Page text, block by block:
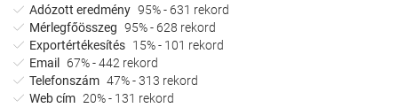
Adózott eredmény 95% - 631 rekord
Mérlegfőösszeg 95% - 628 rekord
Exportértékesítés 15% - 101 rekord
Email
67% - 442 rekord
Telefonszám 47% - 313 rekord
Web cím 20% - 131 rekord